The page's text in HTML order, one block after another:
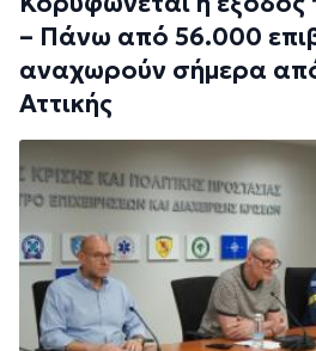
– Πάνω από 56.000
αναχωρούν σήμερα
Αττικής